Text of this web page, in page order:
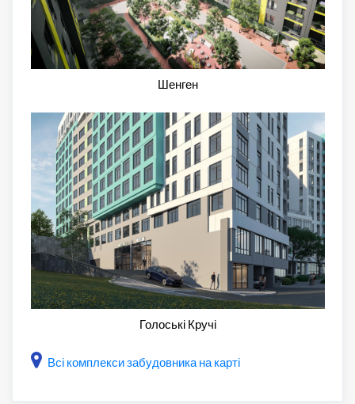
Шенген
Голоські Кручі
Всі комплекси забудовника на карті